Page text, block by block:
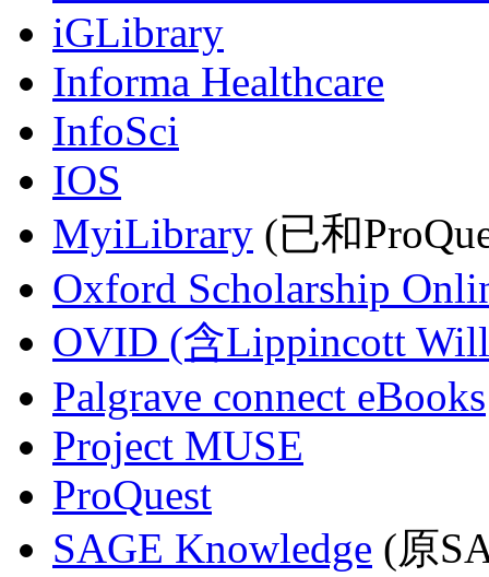
iGLibrary
Informa Healthcare
InfoSci
IOS
MyiLibrary (已和
Oxford Scholarship
OVID (含Lippincott
Palgrave connect eBooks
Project MUSE
ProQuest
SAGE Knowledge (原